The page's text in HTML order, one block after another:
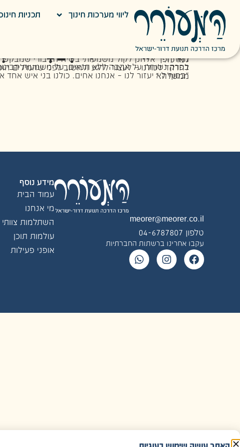
ליווי מערכות חינוך תכניות
כִּי יֵשׁ תִּקְוָה
בספטמבר 2024 נרצח אוֹרי דנינו, בנו של הרב אלחנן דנינו, יחד עם הירש גולדברג-פולין, עדן ירושלמי, אלכס לובנוב, אלמוג סרוסי וכרמל גת זכרונם לברכה, שהוחזקו במשך חודשים ארוכים במנהרות חמאס. אורי נחטף ממסיבת הנובה לאחר שניסה לסייע לחבריו – גם כשהבין שיש סיכוי שלא יחזור. הוא נלחם עד הרגע האחרון במעשי גבורה יוצאי דופן.
מאז הפך אלחנן לקול משמעותי בשיח הציבורי שמבקש לקרב בין חלקי החברה הישראלית, לשנות את השפה שמפלגת בינינו ולהחזיר את החינוך לערכים ולמידות למרכז.
בפרק נשוחח על אהבה ללא תנאים, על משמעות הביטוי "חנוך לנער על פי דרכו", ועל ההבנה שגבולות השיח מתחילים בחינוך. נשמע גם את המסר שאלחנן
"בסוף לא יעזור לנו – אנחנו אחים. כולנו בני איש אחד אנחנו. לחשוב עוד קצת לפני שמדברים, לפני שמפגינים. כי מה קרה לנו כשלא חשבנו? – נרצח כאן ראש ממשלה."
meorer@meorer.co.il
טלפון 04-6787807
עקבו אחרינו ברשתות החברתיות
מידע נוסף
עמוד הבית
מי אנחנו
השתלמות צוותי
עולמות תוכן
אופני פעילות